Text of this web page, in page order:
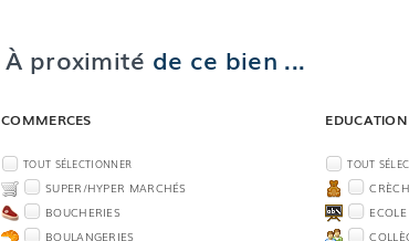
À proximité de ce bien ...
COMMERCES
TOUT SÉLECTIONNER
SUPER/HYPER MARCHÉS
BOUCHERIES
BOULANGERIES
EDUCATION
TOUT